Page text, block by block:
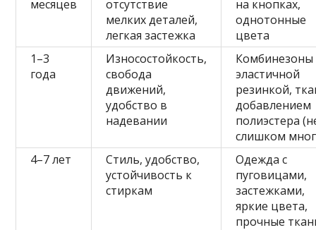
месяцев
отсутствие
мелких деталей,
легкая застежка
на кнопках,
однотонные
цвета
1–3
года
Износостойкость,
свобода
движений,
удобство в
надевании
Комбинезоны
эластичной
резинкой,
добавлением
полиэстера
слишком
4–7 лет
Стиль, удобство,
устойчивость к
стиркам
Одежда с
пуговицами,
застежками,
яркие цвета,
прочные